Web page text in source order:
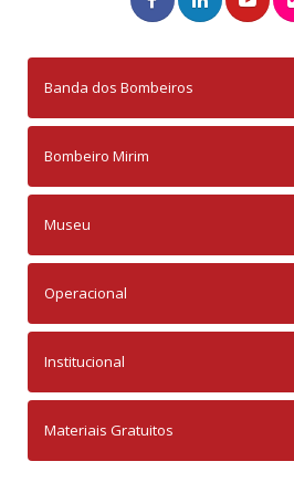
Banda dos Bombeiros
Bombeiro Mirim
Museu
Operacional
Institucional
Materiais Gratuitos